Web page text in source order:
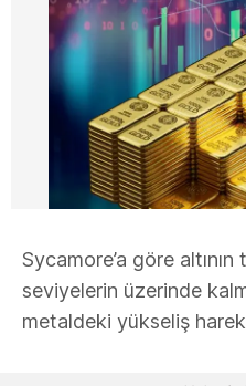
Sycamore’a göre
seviyelerin üzerinde
metaldeki yükseliş